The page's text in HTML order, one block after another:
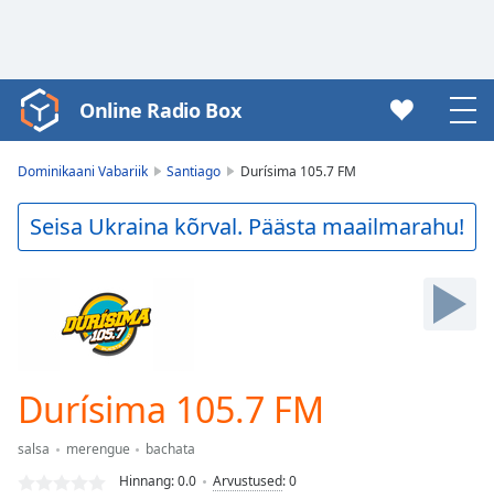
Video
Player
Play
Video
Current
Time0:00
Online Radio Box
Dominikaani Vabariik Santiago Durísima 105.7 FM
Seisa Ukraina kõrval. Päästa maailmarahu!
Durísima 105.7 FM
salsa merengue
bachata
Hinnang:0.0 Arvustused:0